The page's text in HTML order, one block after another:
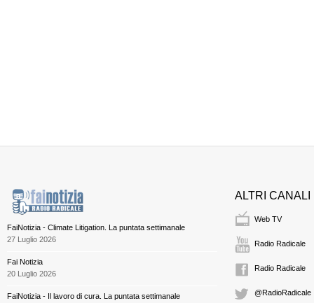
FaiNotizia - Climate Litigation. La puntata settimanale
27 Luglio 2026
Fai Notizia
20 Luglio 2026
FaiNotizia - Il lavoro di cura. La puntata settimanale
ALTRI CANALI
Web TV
Radio Radicale
Radio Radicale
@RadioRadicale